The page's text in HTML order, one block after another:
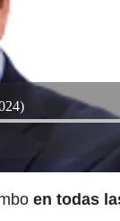
en todas